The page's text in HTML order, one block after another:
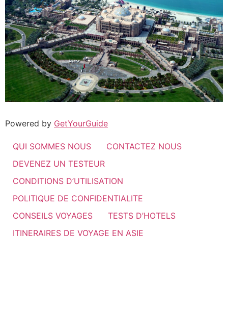
Powered by GetYourGuide
QUI SOMMES NOUS
CONTACTEZ NOUS
DEVENEZ UN TESTEUR
CONDITIONS D’UTILISATION
POLITIQUE DE CONFIDENTIALITE
CONSEILS VOYAGES
TESTS D’HOTELS
ITINERAIRES DE VOYAGE EN ASIE